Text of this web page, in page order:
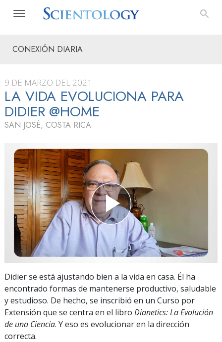
CONEXIÓN DIARIA
9 DE MARZO DEL 2021
LA VIDA EVOLUCIONA PARA
DIDIER @HOME
SAN JOSÉ, COSTA RICA
Didier se está ajustando bien a la vida en casa. Él ha
encontrado formas de mantenerse productivo, saludable
y estudioso. De hecho, se inscribió en un Curso por
Extensión que se centra en el libro Dianetics: La Evolución
de una Ciencia. Y eso es evolucionar en la dirección
correcta.